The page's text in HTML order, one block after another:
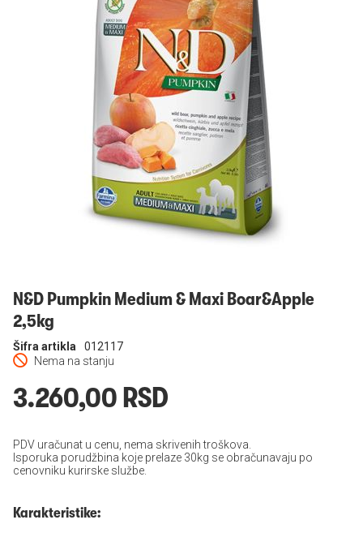
N&D Pumpkin Medium & Maxi Boar&Apple
2,5kg
Nema na stanju
Šifra artikla 012117
3.260,00 RSD
PDV uračunat u cenu, nema skrivenih troškova.
Isporuka porudžbina koje prelaze 30kg se obračunavaju po
cenovniku kurirske službe.
Karakteristike: